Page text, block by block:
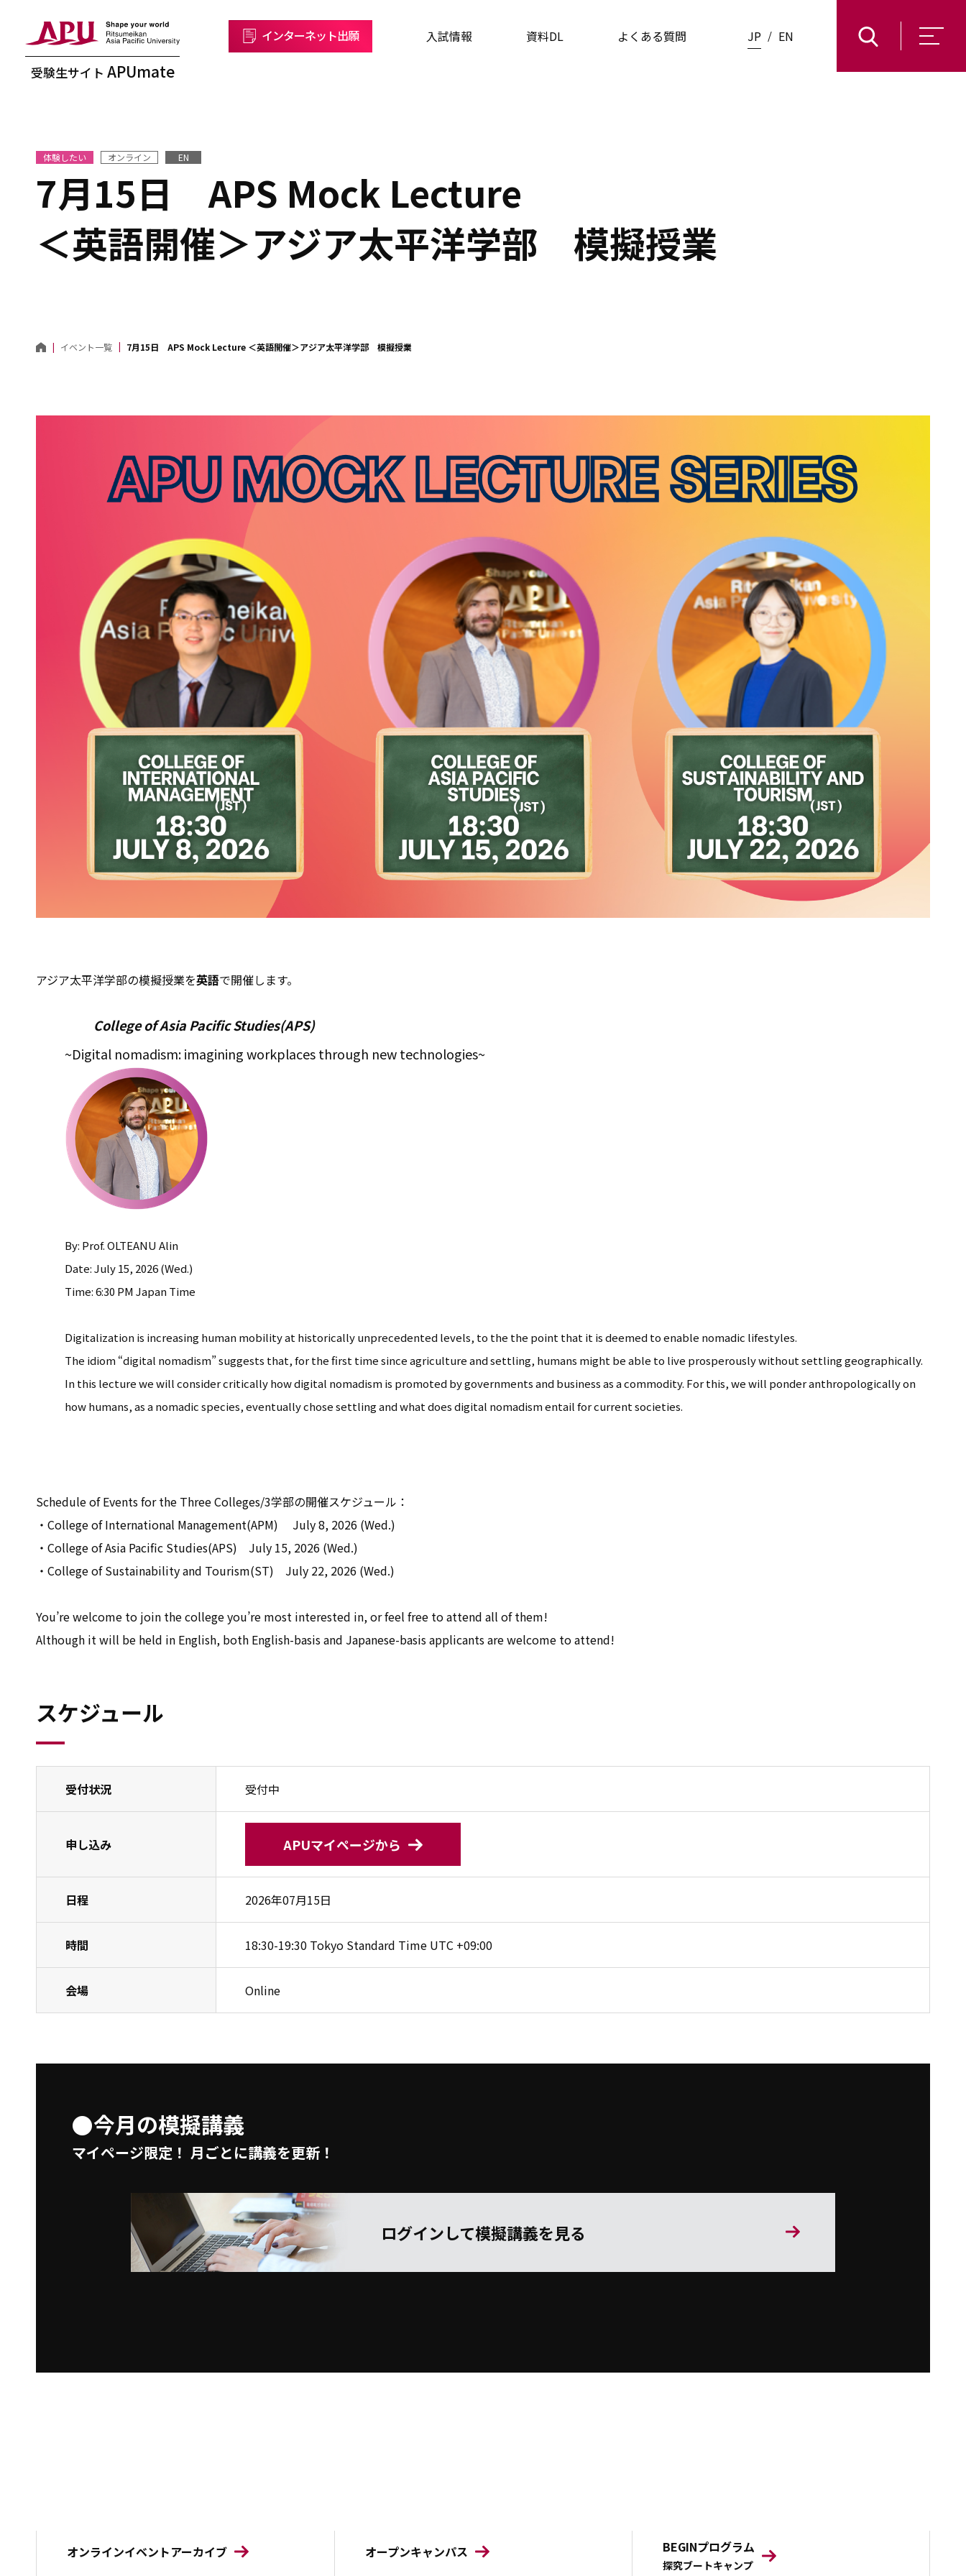
受験生サイト APUmate
インターネット出願 入試情報 資料DL よくある質問 JP EN
体験したい オンライン EN
7月15日 APS Mock Lecture
＜英語開催＞アジア太平洋学部 模擬授業
イベント一覧 7月15日 APS Mock Lecture ＜英語開催＞アジア太平洋学部 模擬授業
アジア太平洋学部の模擬授業を英語で開催します。
College of Asia Pacific Studies(APS)
~Digital nomadism: imagining workplaces through new technologies~
By: Prof. OLTEANU Alin
Date: July 15, 2026 (Wed.)
Time: 6:30 PM Japan Time
Digitalization is increasing human mobility at historically unprecedented levels, to the the point that it is deemed to enable nomadic lifestyles.
The idiom “digital nomadism” suggests that, for the first time since agriculture and settling, humans might be able to live prosperously without settling geographically.
In this lecture we will consider critically how digital nomadism is promoted by governments and business as a commodity. For this, we will ponder anthropologically on
how humans, as a nomadic species, eventually chose settling and what does digital nomadism entail for current societies.
Schedule of Events for the Three Colleges/3学部の開催スケジュール：
・College of International Management(APM) July 8, 2026 (Wed.)
・College of Asia Pacific Studies(APS) July 15, 2026 (Wed.)
・College of Sustainability and Tourism(ST) July 22, 2026 (Wed.)
You’re welcome to join the college you’re most interested in, or feel free to attend all of them!
Although it will be held in English, both English-basis and Japanese-basis applicants are welcome to attend!
スケジュール
受付状況 受付中
申し込み APUマイページから
日程 2026年07月15日
時間 18:30-19:30 Tokyo Standard Time UTC +09:00
会場 Online
●今月の模擬講義
マイページ限定！ 月ごとに講義を更新！
ログインして模擬講義を見る
オンラインイベントアーカイブ オープンキャンパス BEGINプログラム
探究ブートキャンプ